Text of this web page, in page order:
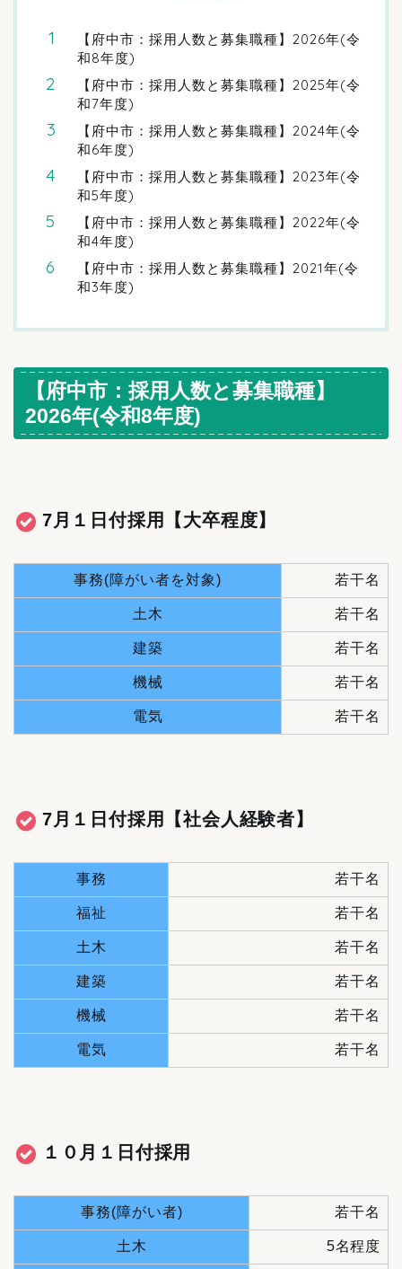
【府中市：採用人数と募集職種】2026年(令
和8年度)
【府中市：採用人数と募集職種】2025年(令
和7年度)
【府中市：採用人数と募集職種】2024年(令
和6年度)
【府中市：採用人数と募集職種】2023年(令
和5年度)
【府中市：採用人数と募集職種】2022年(令
和4年度)
【府中市：採用人数と募集職種】2021年(令
和3年度)
【府中市：採用人数と募集職種】
2026年(令和8年度)
7月１日付採用【大卒程度】
事務(障がい者を対象) 若干名
土木 若干名
建築 若干名
機械 若干名
電気 若干名
7月１日付採用【社会人経験者】
事務 若干名
福祉 若干名
土木 若干名
建築 若干名
機械 若干名
電気 若干名
１０月１日付採用
事務(障がい者) 若干名
土木 5名程度